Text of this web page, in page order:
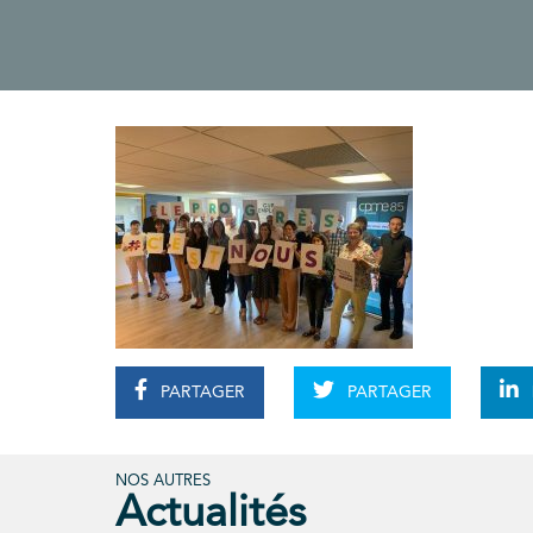
PARTAGER PARTAGER
NOS AUTRES
Actualités